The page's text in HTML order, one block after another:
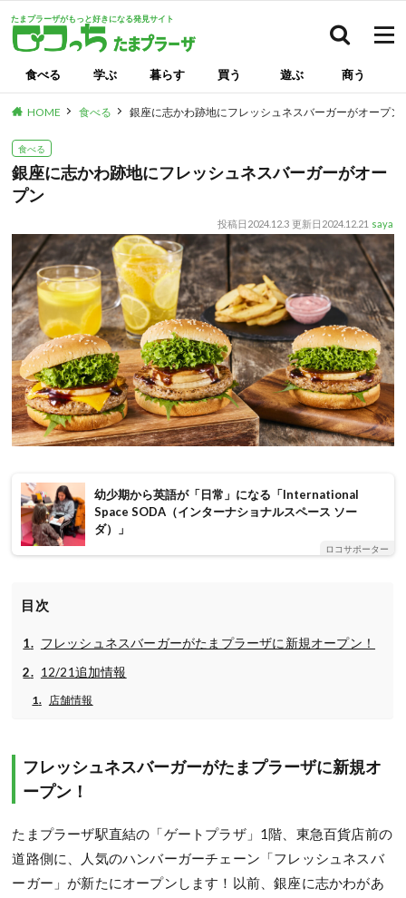
たまプラーザがもっと好きになる発見サイト
食べる 学ぶ 暮らす 買う 遊ぶ 商う
HOME 食べる 銀座に志かわ跡地にフレッシュネスバーガーがオープン
食べる
銀座に志かわ跡地にフレッシュネスバーガーがオー
プン
投稿日 2024.12.3 更新日 2024.12.21 saya
幼少期から英語が「日常」になる「International
Space SODA（インターナショナルスペース ソー
ダ）」
ロコサポーター
目次
フレッシュネスバーガーがたまプラーザに新規オープン！
12/21追加情報
店舗情報
フレッシュネスバーガーがたまプラーザに新規オ
ープン！
たまプラーザ駅直結の「ゲートプラザ」1階、東急百貨店前の
道路側に、人気のハンバーガーチェーン「フレッシュネスバ
ーガー」が新たにオープンします！以前、銀座に志かわがあ